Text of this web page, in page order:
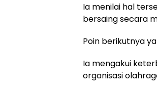
Ia menilai hal
bersaing secara
Poin berikutnya
Ia mengakui
organisasi